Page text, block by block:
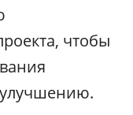
чтобы